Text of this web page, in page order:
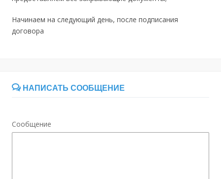
Начинаем на следующий день, после подписания
договора
НАПИСАТЬ СООБЩЕНИЕ
Сообщение